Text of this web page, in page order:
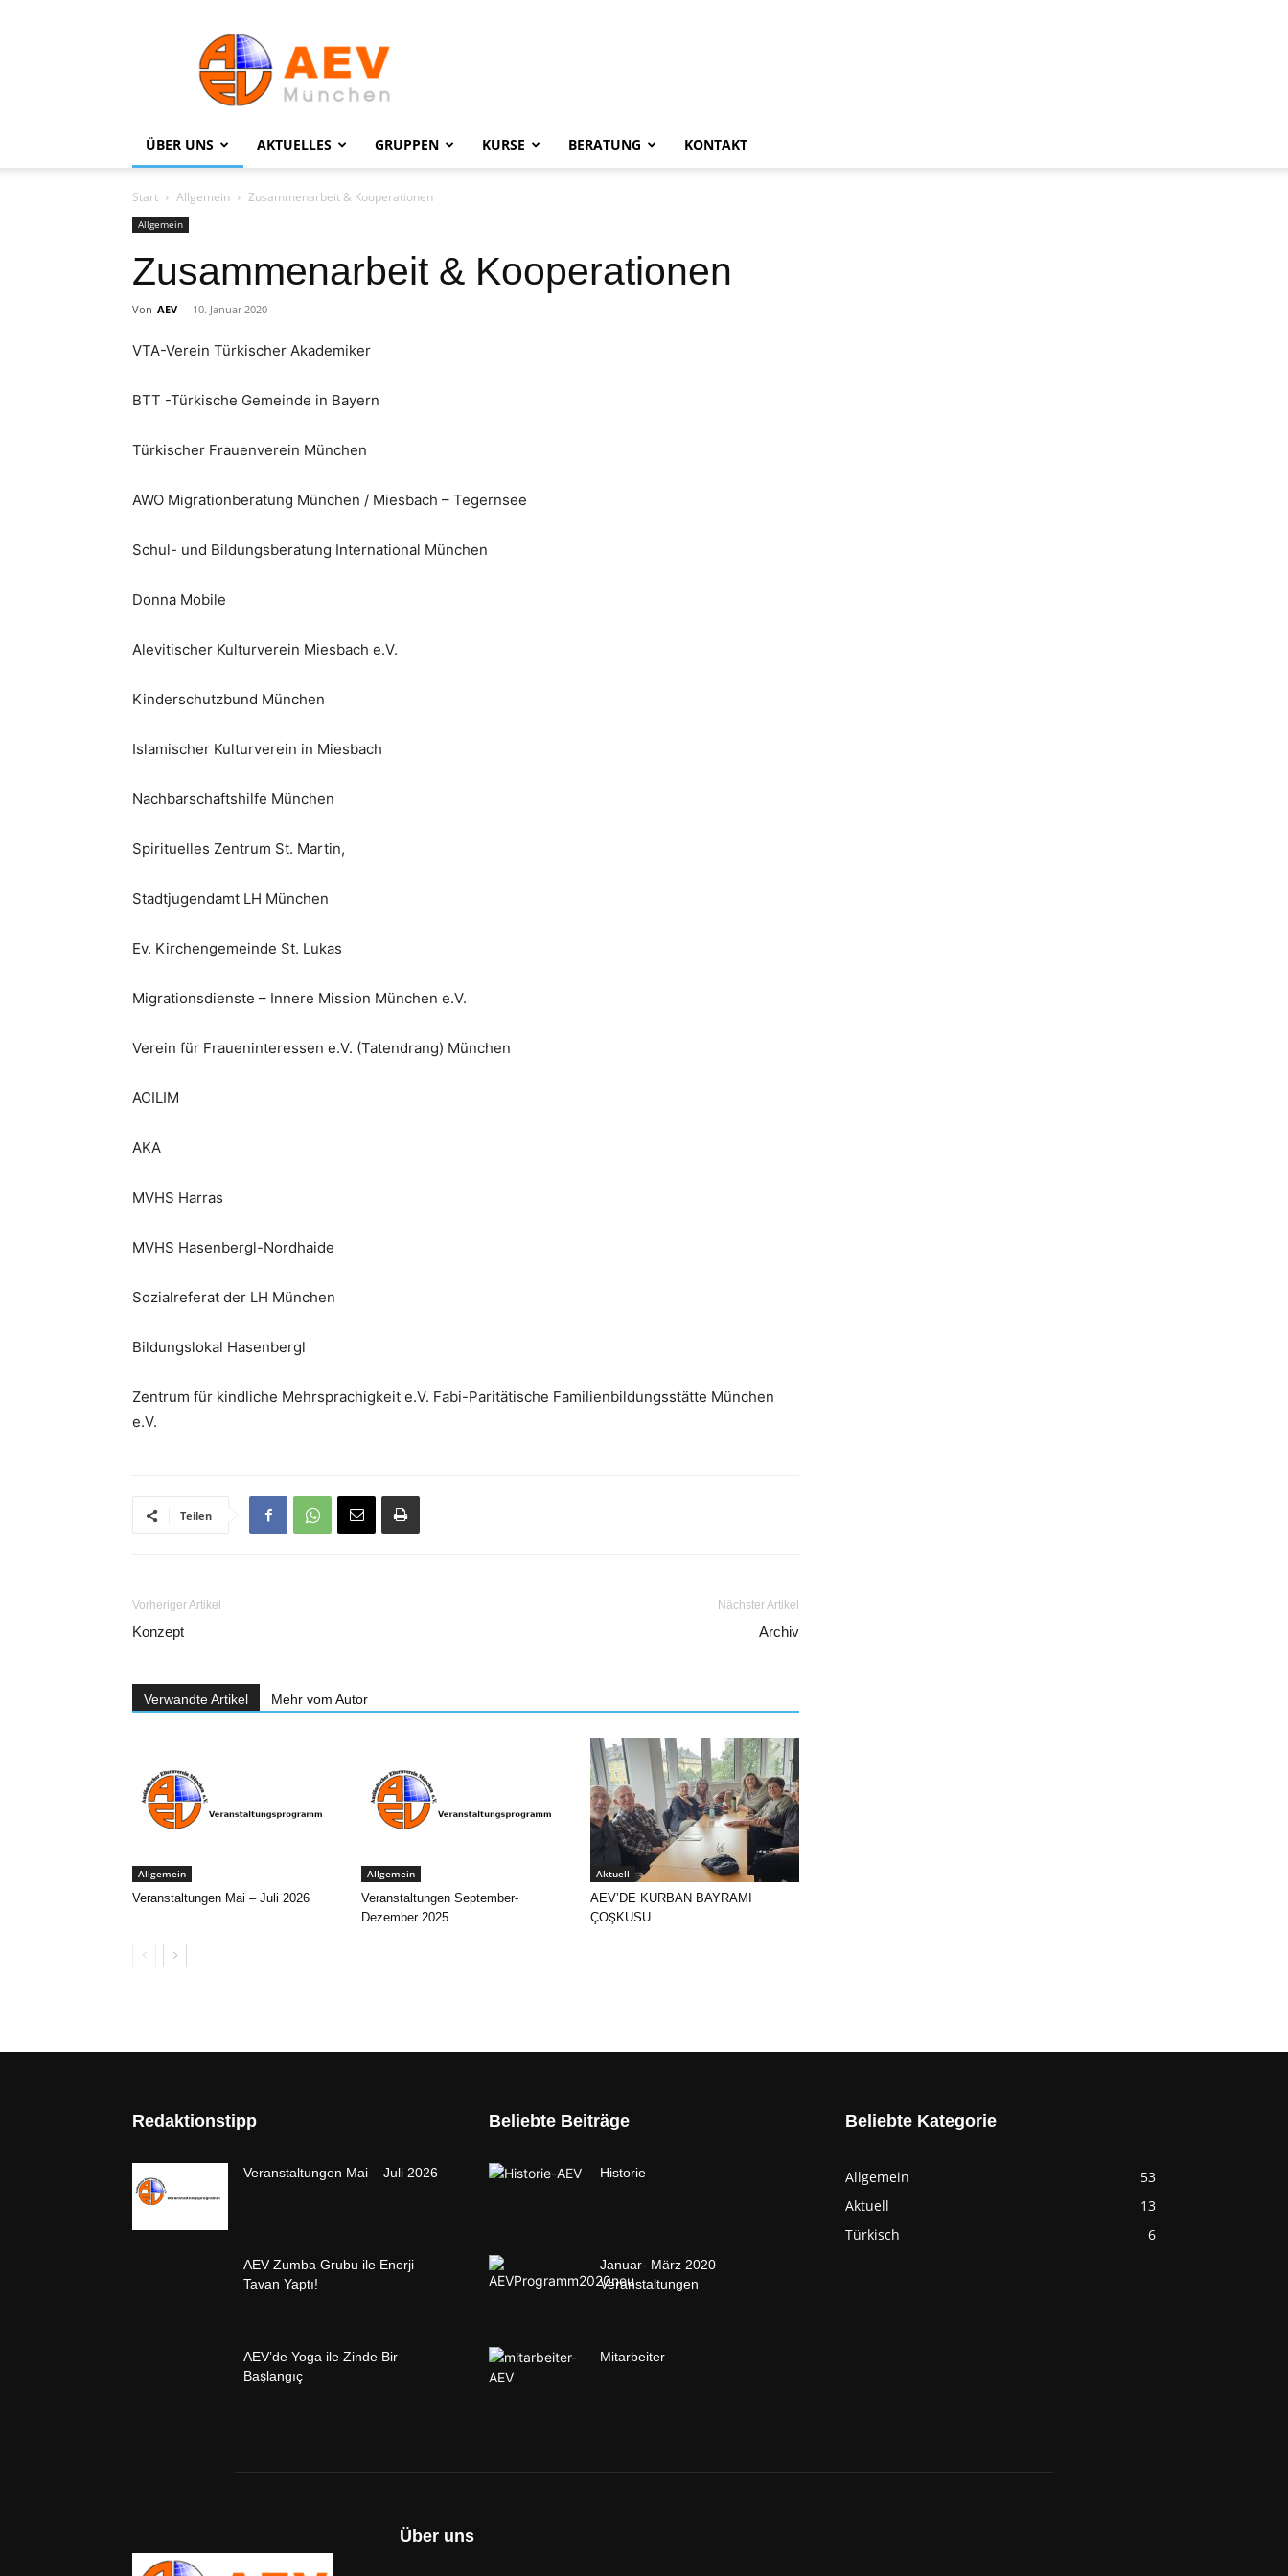
Elternverein
München
e.V.
ÜBER UNS
AKTUELLES GRUPPEN KURSE BERATUNG KONTAKT
Start Allgemein Zusammenarbeit & Kooperationen
Allgemein
Zusammenarbeit & Kooperationen
Von AEV - 10. Januar 2020
VTA-Verein Türkischer Akademiker
BTT -Türkische Gemeinde in Bayern
Türkischer Frauenverein München
AWO Migrationberatung München / Miesbach – Tegernsee
Schul- und Bildungsberatung International München
Donna Mobile
Alevitischer Kulturverein Miesbach e.V.
Kinderschutzbund München
Islamischer Kulturverein in Miesbach
Nachbarschaftshilfe München
Spirituelles Zentrum St. Martin,
Stadtjugendamt LH München
Ev. Kirchengemeinde St. Lukas
Migrationsdienste – Innere Mission München e.V.
Verein für Fraueninteressen e.V. (Tatendrang) München
ACILIM
AKA
MVHS Harras
MVHS Hasenbergl-Nordhaide
Sozialreferat der LH München
Bildungslokal Hasenbergl
Zentrum für kindliche Mehrsprachigkeit e.V. Fabi-Paritätische Familienbildungsstätte München
e.V.
Teilen
Vorheriger Artikel
Konzept
Nächster Artikel
Archiv
Verwandte Artikel Mehr vom Autor
Allgemein
Veranstaltungen Mai – Juli 2026
Allgemein
Veranstaltungen September-
Dezember 2025
Aktuell
AEV’DE KURBAN BAYRAMI
ÇOŞKUSU
Redaktionstipp
Veranstaltungen Mai – Juli 2026
AEV Zumba Grubu ile Enerji
Tavan Yaptı!
AEV’de Yoga ile Zinde Bir
Başlangıç
Beliebte Beiträge
Historie
Januar- März 2020
Veranstaltungen
Mitarbeiter
Beliebte Kategorie
Allgemein
53
Aktuell
13
Türkisch
6
Über uns